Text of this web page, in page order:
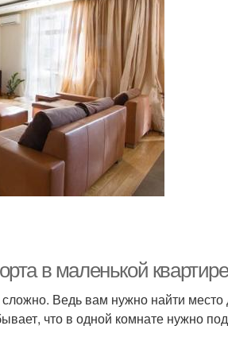
в маленькой квартире
Ведь вам нужно найти место
что в одной комнате нужно